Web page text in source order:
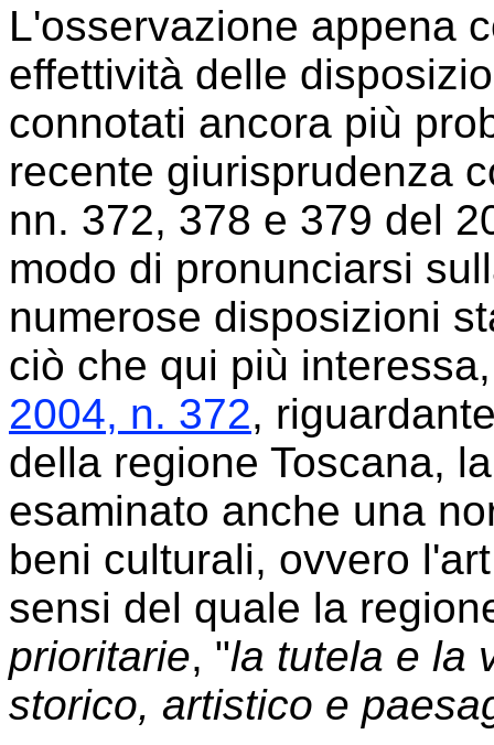
L'osservazione appena
effettività delle
connotati ancora più
recente giurisprudenza
nn. 372, 378 e 379 del
modo di pronunciarsi
numerose disposizioni
ciò che qui più
2004, n. 372,
della regione Toscana,
esaminato anche una
beni culturali, ovvero
sensi del quale la
prioritarie, "la tutela e la
storico, artistico e